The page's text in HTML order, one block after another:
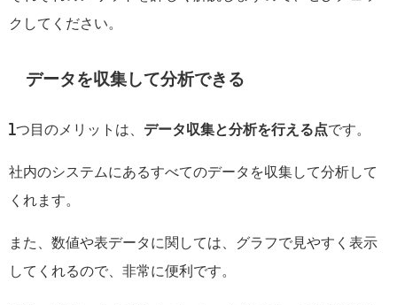
クしてください。
データを収集して分析できる
1 つ目のメリットは、 データ収集と分析を行える点です。
社内のシステムにあるすべてのデータを収集して分析して
くれます。
また、数値や表データに関しては、グラフで見やすく表示
してくれるので、非常に便利です。